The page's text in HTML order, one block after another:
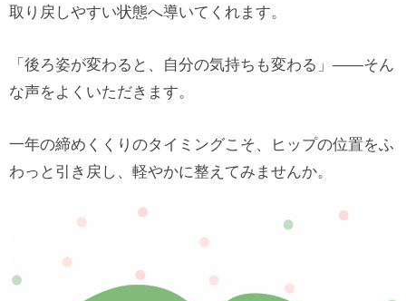
取り戻しやすい状態へ導いてくれます。
「後ろ姿が変わると、自分の気持ちも変わる」——そん
な声をよくいただきます。
一年の締めくくりのタイミングこそ、ヒップの位置をふ
わっと引き戻し、軽やかに整えてみませんか。